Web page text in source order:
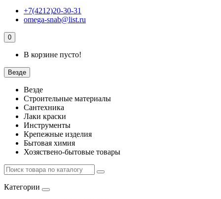
+7(4212)20-30-31
omega-snab@list.ru
0
В корзине пусто!
Везде
Везде
Строительные материалы
Сантехника
Лаки краски
Инструменты
Крепежные изделия
Бытовая химия
Хозяствено-бытовые товары
Категории